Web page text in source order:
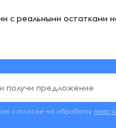
с реальными остатками
согласие на обработку